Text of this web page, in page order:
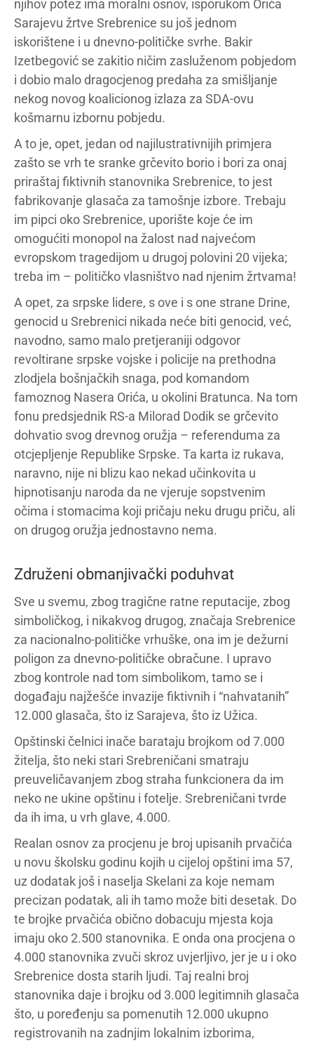
njihov potez ima moralni osnov, isporukom Orića
Sarajevu žrtve Srebrenice su još jednom
iskorištene i u dnevno-političke svrhe. Bakir
Izetbegović se zakitio ničim zasluženom pobjedom
i dobio malo dragocjenog predaha za smišljanje
nekog novog koalicionog izlaza za SDA-ovu
košmarnu izbornu pobjedu.
A to je, opet, jedan od najilustrativnijih primjera
zašto se vrh te sranke grčevito borio i bori za onaj
priraštaj fiktivnih stanovnika Srebrenice, to jest
fabrikovanje glasača za tamošnje izbore. Trebaju
im pipci oko Srebrenice, uporište koje će im
omogućiti monopol na žalost nad najvećom
evropskom tragedijom u drugoj polovini 20 vijeka;
treba im – političko vlasništvo nad njenim žrtvama!
A opet, za srpske lidere, s ove i s one strane Drine,
genocid u Srebrenici nikada neće biti genocid, već,
navodno, samo malo pretjeraniji odgovor
revoltirane srpske vojske i policije na prethodna
zlodjela bošnjačkih snaga, pod komandom
famoznog Nasera Orića, u okolini Bratunca. Na tom
fonu predsjednik RS-a Milorad Dodik se grčevito
dohvatio svog drevnog oružja – referenduma za
otcjepljenje Republike Srpske. Ta karta iz rukava,
naravno, nije ni blizu kao nekad učinkovita u
hipnotisanju naroda da ne vjeruje sopstvenim
očima i stomacima koji pričaju neku drugu priču, ali
on drugog oružja jednostavno nema.
Združeni obmanjivački poduhvat
Sve u svemu, zbog tragične ratne reputacije, zbog
simboličkog, i nikakvog drugog, značaja Srebrenice
za nacionalno-političke vrhuške, ona im je dežurni
poligon za dnevno-političke obračune. I upravo
zbog kontrole nad tom simbolikom, tamo se i
događaju najžešće invazije fiktivnih i “nahvatanih”
12.000 glasača, što iz Sarajeva, što iz Užica.
Opštinski čelnici inače barataju brojkom od 7.000
žitelja, što neki stari Srebreničani smatraju
preuveličavanjem zbog straha funkcionera da im
neko ne ukine opštinu i fotelje. Srebreničani tvrde
da ih ima, u vrh glave, 4.000.
Realan osnov za procjenu je broj upisanih prvačića
u novu školsku godinu kojih u cijeloj opštini ima 57,
uz dodatak još i naselja Skelani za koje nemam
precizan podatak, ali ih tamo može biti desetak. Do
te brojke prvačića obično dobacuju mjesta koja
imaju oko 2.500 stanovnika. E onda ona procjena o
4.000 stanovnika zvuči skroz uvjerljivo, jer je u i oko
Srebrenice dosta starih ljudi. Taj realni broj
stanovnika daje i brojku od 3.000 legitimnih glasača
što, u poređenju sa pomenutih 12.000 ukupno
registrovanih na zadnjim lokalnim izborima,